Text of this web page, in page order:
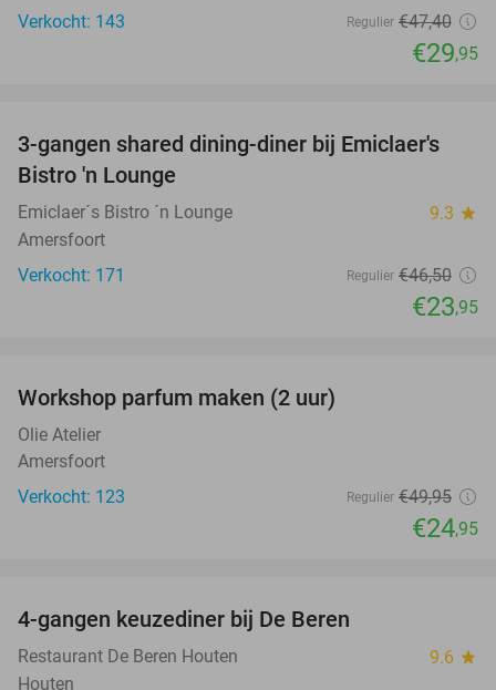
Verkocht: 143
Regulier €47,40
€29,95
48%
3-gangen shared dining-diner bij Emiclaer's
Bistro 'n Lounge
Emiclaer´s Bistro ´n Lounge 9.3 star
Amersfoort
Verkocht: 171
Regulier €46,50
€23,95
Workshop parfum maken (2 uur)
Olie Atelier
Amersfoort
Verkocht: 123
Regulier €49,95
€24,95
4-gangen keuzediner bij De Beren
Restaurant De Beren Houten 9.6 star
Houten